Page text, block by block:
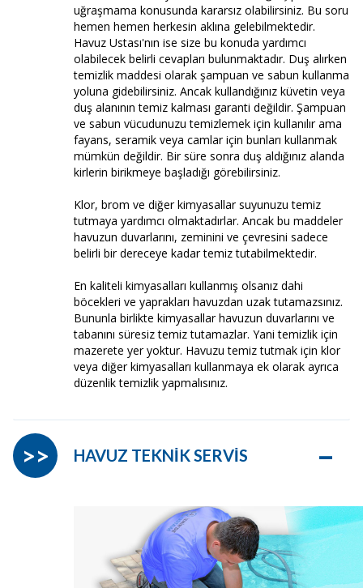
uğraşmama konusunda kararsız olabilirsiniz. Bu soru
hemen hemen herkesin aklına gelebilmektedir.
Havuz Ustası'nın ise size bu konuda yardımcı
olabilecek belirli cevapları bulunmaktadır. Duş alırken
temizlik maddesi olarak şampuan ve sabun kullanma
yoluna gidebilirsiniz. Ancak kullandığınız küvetin veya
duş alanının temiz kalması garanti değildir. Şampuan
ve sabun vücudunuzu temizlemek için kullanılır ama
fayans, seramik veya camlar için bunları kullanmak
mümkün değildir. Bir süre sonra duş aldığınız alanda
kirlerin birikmeye başladığı görebilirsiniz.
Klor, brom ve diğer kimyasallar suyunuzu temiz
tutmaya yardımcı olmaktadırlar. Ancak bu maddeler
havuzun duvarlarını, zeminini ve çevresini sadece
belirli bir dereceye kadar temiz tutabilmektedir.
En kaliteli kimyasalları kullanmış olsanız dahi
böcekleri ve yaprakları havuzdan uzak tutamazsınız.
Bununla birlikte kimyasallar havuzun duvarlarını ve
tabanını süresiz temiz tutamazlar. Yani temizlik için
mazerete yer yoktur. Havuzu temiz tutmak için klor
veya diğer kimyasalları kullanmaya ek olarak ayrıca
düzenlik temizlik yapmalısınız.
HAVUZ TEKNİK SERVİS –
>>